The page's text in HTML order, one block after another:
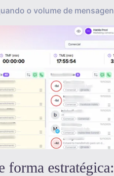
o volume de
forma estratégica: